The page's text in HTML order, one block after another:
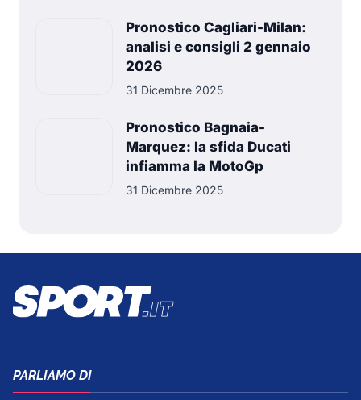
Pronostico Cagliari-Milan:
analisi e consigli 2 gennaio
2026
31 Dicembre 2025
Pronostico Bagnaia-
Marquez: la sfida Ducati
infiamma la MotoGp
31 Dicembre 2025
PARLIAMO DI